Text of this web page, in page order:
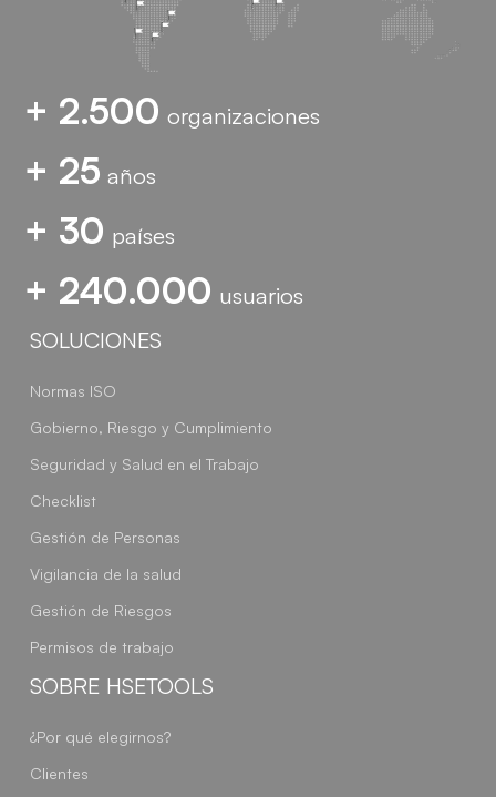
+ 2.500 organizaciones
+ 25 años
+ 30 países
+ 240.000 usuarios
SOLUCIONES
Normas ISO
Gobierno, Riesgo y Cumplimiento
Seguridad y Salud en el Trabajo
Checklist
Gestión de Personas
Vigilancia de la salud
Gestión de Riesgos
Permisos de trabajo
SOBRE HSETOOLS
¿Por qué elegirnos?
Clientes